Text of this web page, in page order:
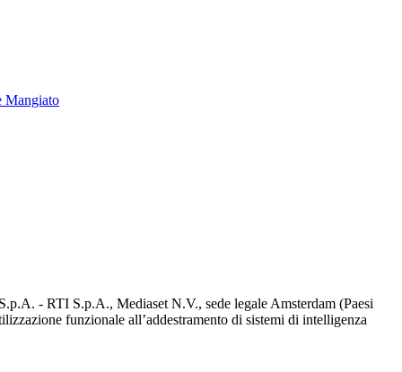
Mangiato
- RTI S.p.A., Mediaset N.V., sede legale Amsterdam (Paesi
funzionale all’addestramento di sistemi di intelligenza